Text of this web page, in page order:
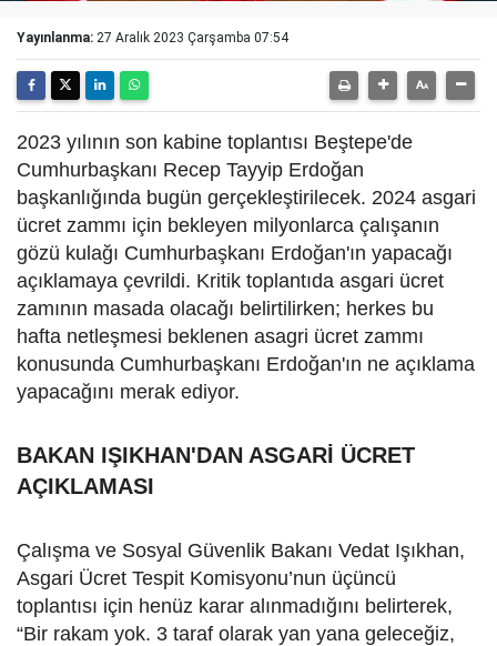
Yayınlanma: 27 Aralık 2023 Çarşamba 07:54
2023 yılının son kabine toplantısı Beştepe'de
Cumhurbaşkanı Recep Tayyip Erdoğan
başkanlığında bugün gerçekleştirilecek. 2024 asgari
ücret zammı için bekleyen milyonlarca çalışanın
gözü kulağı Cumhurbaşkanı Erdoğan'ın yapacağı
açıklamaya çevrildi. Kritik toplantıda asgari ücret
zamının masada olacağı belirtilirken; herkes bu
hafta netleşmesi beklenen asagri ücret zammı
konusunda Cumhurbaşkanı Erdoğan'ın ne açıklama
yapacağını merak ediyor.
BAKAN IŞIKHAN'DAN ASGARİ ÜCRET
AÇIKLAMASI
Çalışma ve Sosyal Güvenlik Bakanı Vedat Işıkhan,
Asgari Ücret Tespit Komisyonu’nun üçüncü
toplantısı için henüz karar alınmadığını belirterek,
“Bir rakam yok. 3 taraf olarak yan yana geleceğiz,